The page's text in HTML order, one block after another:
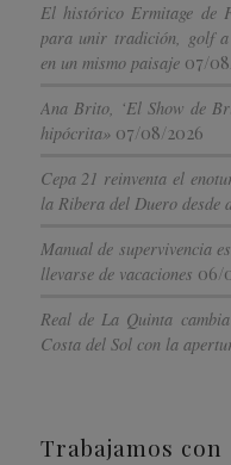
El histórico Ermitage de
para unir tradición, golf
en un mismo paisaje 07/
Ana Brito, ‘El Show de
hipócrita» 07/08/2026
Cepa 21 reinventa el
la Ribera del Duero desde
Manual de supervivencia
llevarse de vacaciones 06/
Real de La Quinta
Costa del Sol con la
Trabajamos con